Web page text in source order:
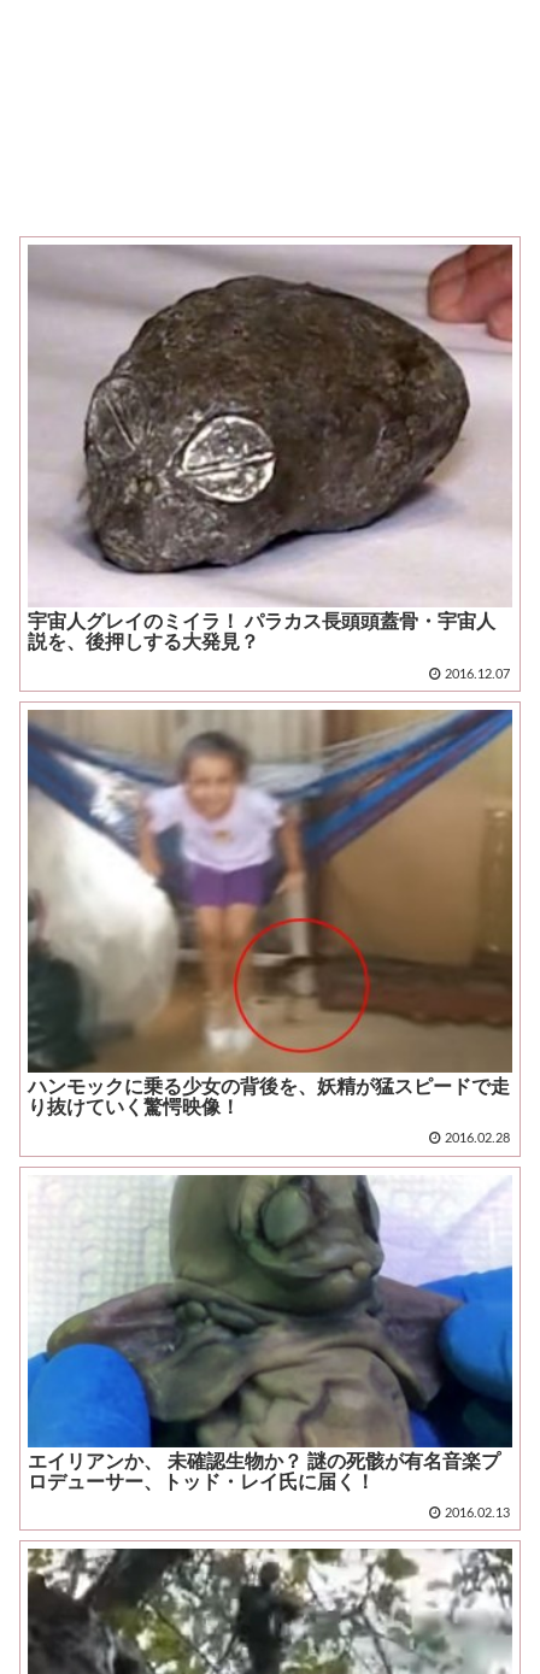
宇宙人グレイのミイラ！ パラカス長頭頭蓋骨・宇宙人
説を、後押しする大発見？
2016.12.07
ハンモックに乗る少女の背後を、妖精が猛スピードで走
り抜けていく驚愕映像！
2016.02.28
エイリアンか、 未確認生物か？ 謎の死骸が有名音楽プ
ロデューサー、トッド・レイ氏に届く！
2016.02.13